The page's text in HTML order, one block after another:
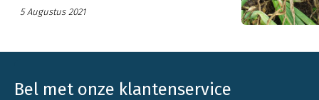
opbrengstderving. Ook de komende dagen
5 Augustus 2021
Bel met onze klantenservice